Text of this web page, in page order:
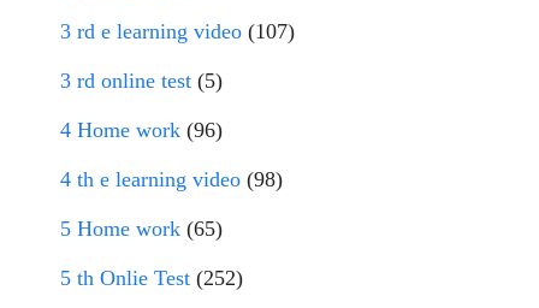
3 rd e learning video (107)
3 rd online test (5)
4 Home work (96)
4 th e learning video (98)
5 Home work (65)
5 th Onlie Test (252)